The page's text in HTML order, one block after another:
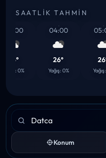
SAATLIK TAHMIN
0%
04:00
26°
Yağış: 0%
05:00
26°
Yağış: 0%
Konum